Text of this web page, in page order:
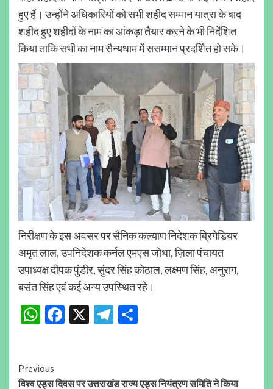
हुए हैं। उन्होंने अधिकारियों को सभी शहीद सम्मान यात्रा के बाद
शहीद हुए शहीदों के नाम का आंकड़ा तैयार करने के भी निर्देशित
किया ताकि सभी का नाम सैन्यधाम में ससम्मान प्रदर्शित हो सके।
निरीक्षण के इस अवसर पर सैनिक कल्याण निदेशक ब्रिगेडियर
अमृत लाल, उपनिदेशक कर्नल एमएस जोधा, ज़िला पंचायत
उपाध्यक्ष दीपक पुंडीर, सुंदर सिंह कोठाल, लक्ष्मण सिंह, अनुराग,
बसंत सिंह एवं कई अन्य उपस्थित रहे।
WhatsApp
Facebook
X Telegram
Continue
Previous
विश्व एड्स दिवस पर उत्तराखंड राज्य एड्स नियंत्रण समिति ने किया